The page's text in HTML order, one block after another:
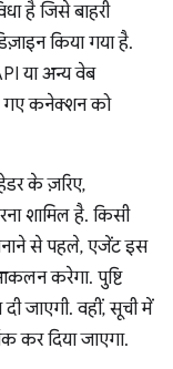
है जिसे बाहरी
किया गया है.
या अन्य वेब
गए कनेक्शन को
के ज़रिए,
शामिल है. किसी
से पहले, एजेंट इस
करेगा. पुष्टि
जाएगी. वहीं, सूची में
कर दिया जाएगा.